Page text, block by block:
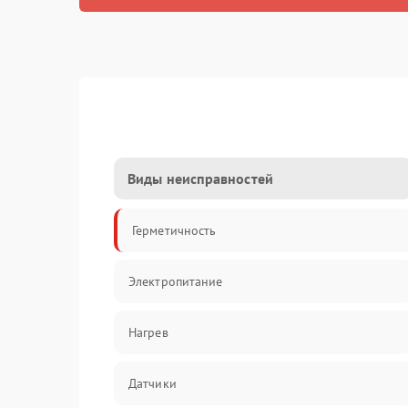
Виды неисправностей
Герметичность
Электропитание
Нагрев
Датчики